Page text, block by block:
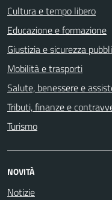
Cultura e tempo libero
Educazione e formazione
Giustizia e sicurezza
Mobilità e trasporti
Salute, benessere e
Tributi, finanze e
Turismo
NOVITÀ
Notizie